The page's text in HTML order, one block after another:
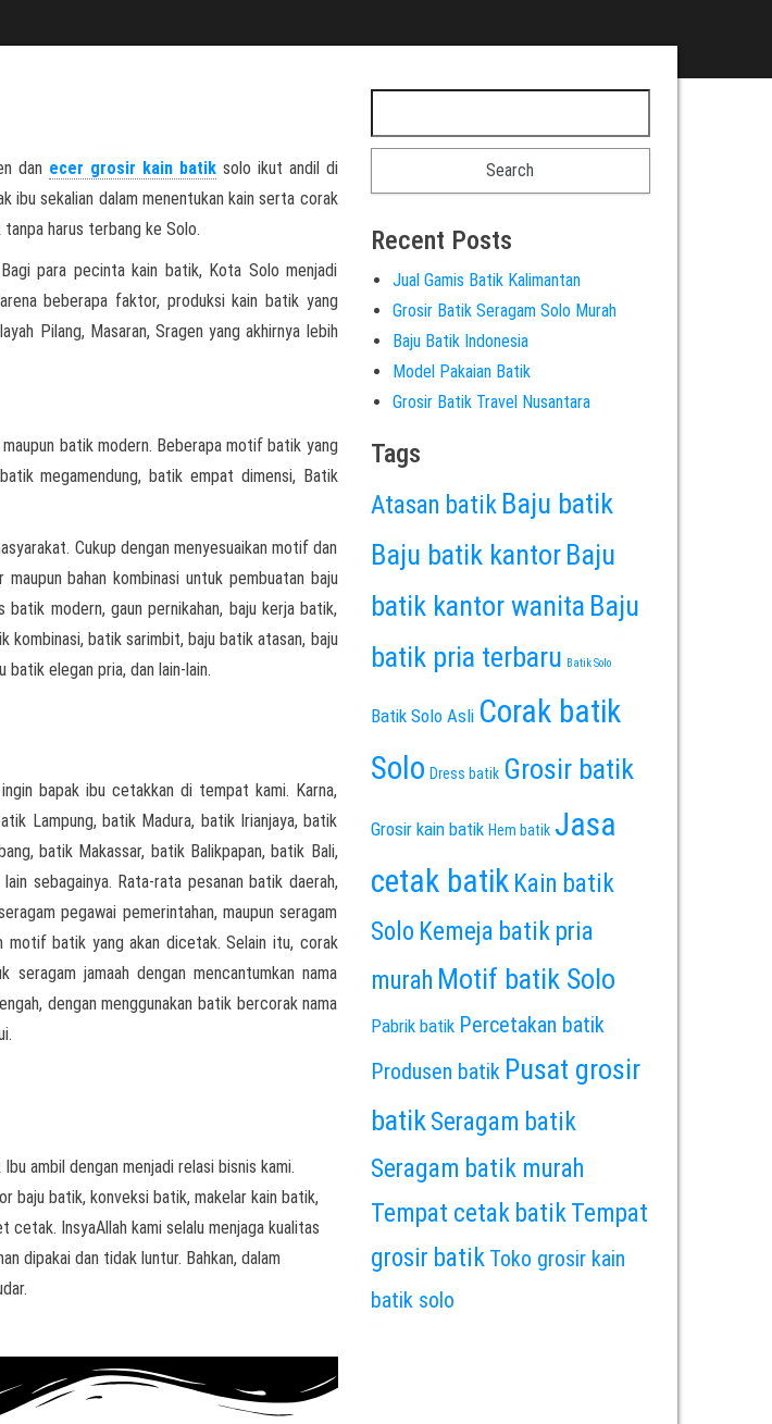
dan ecer grosir kain batiksolo ikut andil di
ibu sekalian dalam menentukan kain serta corak
harus terbang ke Solo.
para pecinta kain batik, Kota Solo menjadi
beberapa faktor, produksi kain batik yang
Pilang, Masaran, Sragen yang akhirnya lebih
batik modern. Beberapa motif batik yang
megamendung, batik empat dimensi, Batik
Cukup dengan menyesuaikan motif dan
bahan kombinasi untuk pembuatan baju
modern, gaun pernikahan, baju kerja batik,
kombinasi, batik sarimbit, baju batik atasan, baju
elegan pria, dan lain-lain.
bapak ibu cetakkan di tempat kami. Karna,
Lampung, batik Madura, batik Irianjaya, batik
batik Makassar, batik Balikpapan, batik Bali,
sebagainya. Rata-rata pesanan batik daerah,
pegawai pemerintahan, maupun seragam
motif batik yang akan dicetak. Selain itu, corak
jamaah dengan mencantumkan nama
dengan menggunakan batik bercorak nama
ambil dengan menjadi relasi bisnis kami.
baju batik, konveksi batik, makelar kain batik,
InsyaAllah kami selalu menjaga kualitas
dipakai dan tidak luntur. Bahkan, dalam
Recent Posts
Jual Gamis Batik Kalimantan
Grosir Batik Seragam Solo Murah
Baju Batik Indonesia
Model Pakaian Batik
Grosir Batik Travel Nusantara
Tags
Atasan batik Baju batik
Baju batik kantor Baju
batik kantor wanita Baju
batik pria terbaru Batik Solo
Batik Solo Asli Corak batik
Solo Dress batik Grosir batik
Grosir kain batik Hem batik Jasa
cetak batik Kain batik
Solo Kemeja batik pria
murah Motif batik Solo
Pabrik batik Percetakan batik
Produsen batik Pusat grosir
batik Seragam batik
Seragam batik murah
Tempat cetak batik Tempat
grosir batik Toko grosir kain
batik solo